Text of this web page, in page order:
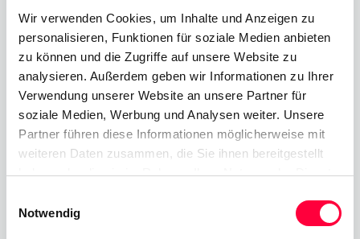
Wir verwenden Cookies, um Inhalte und Anzeigen zu
personalisieren, Funktionen für soziale Medien anbieten
zu können und die Zugriffe auf unsere Website zu
analysieren. Außerdem geben wir Informationen zu Ihrer
Verwendung unserer Website an unsere Partner für
soziale Medien, Werbung und Analysen weiter. Unsere
Partner führen diese Informationen möglicherweise mit
weiteren Daten zusammen, die Sie ihnen bereitgestellt
haben oder die sie im Rahmen Ihrer Nutzung der Dienste
Cookies, wenn Sie unsere Webseite weiterhin nutzen.
Notwendig
Mobiles Gerätemanagement
In Zeiten von Flexi Working, Digital Transformation
und Gig Economy wird der Arbeitsplatz immer
flexibler undmobiler. Dies hat zur Folge, dass die
Nachfrage nach SIP-Trunking-Diensten weiter
steigen wird. Um effektiv zu kommunizieren und
zusammenzuarbeiten, muss außerdem ein
Device) / Choose Your Own Device (BYOD / CYOD)